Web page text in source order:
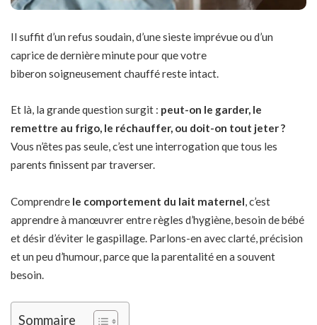
Il suffit d’un refus soudain, d’une sieste imprévue ou d’un
caprice de dernière minute pour que votre
biberon soigneusement chauffé reste intact.
Et là, la grande question surgit : peut-on le garder, le
remettre au frigo, le réchauffer, ou doit-on tout jeter ?
Vous n’êtes pas seule, c’est une interrogation que tous les
parents finissent par traverser.
Comprendre le comportement du lait maternel, c’est
apprendre à manœuvrer entre règles d’hygiène, besoin de bébé
et désir d’éviter le gaspillage. Parlons-en avec clarté, précision
et un peu d’humour, parce que la parentalité en a souvent
besoin.
Sommaire